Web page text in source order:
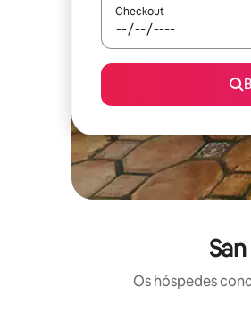
Checkout
Os hóspedes